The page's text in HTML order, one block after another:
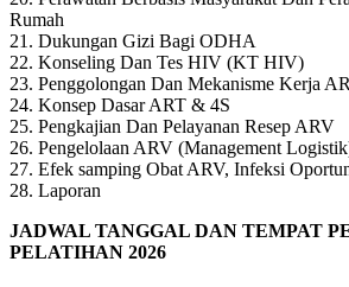
Rumah
21. Dukungan Gizi Bagi ODHA
22. Konseling Dan Tes HIV (KT HIV)
23. Penggolongan Dan Mekanisme Kerja
24. Konsep Dasar ART & 4S
25. Pengkajian Dan Pelayanan Resep ARV
26. Pengelolaan ARV (Management
27. Efek samping Obat ARV, Infeksi
28. Laporan
JADWAL TANGGAL DAN TEMPAT
PELATIHAN 2026